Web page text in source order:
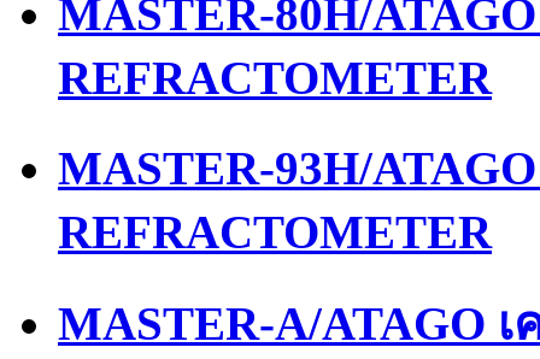
MASTER-80H/
REFRACTOMETER
MASTER-93H/
REFRACTOMETER
MASTER-A/ATAGO